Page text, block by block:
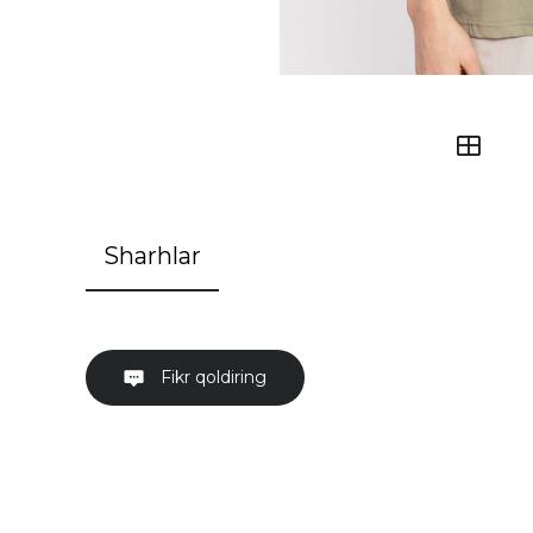
Sharhlar
Fikr qoldiring